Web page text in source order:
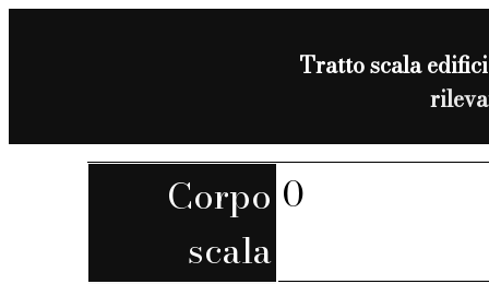
Tratto scala
Corpo
scala
0